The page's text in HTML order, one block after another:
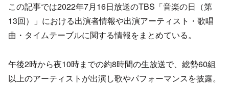
この記事では2022年7月16日放送のTBS「音楽の日（第
13回）」における出演者情報や出演アーティスト・歌唱
曲・タイムテーブルに関する情報をまとめている。
午後2時から夜10時までの約8時間の生放送で、総勢60組
以上のアーティストが出演し歌やパフォーマンスを披露。